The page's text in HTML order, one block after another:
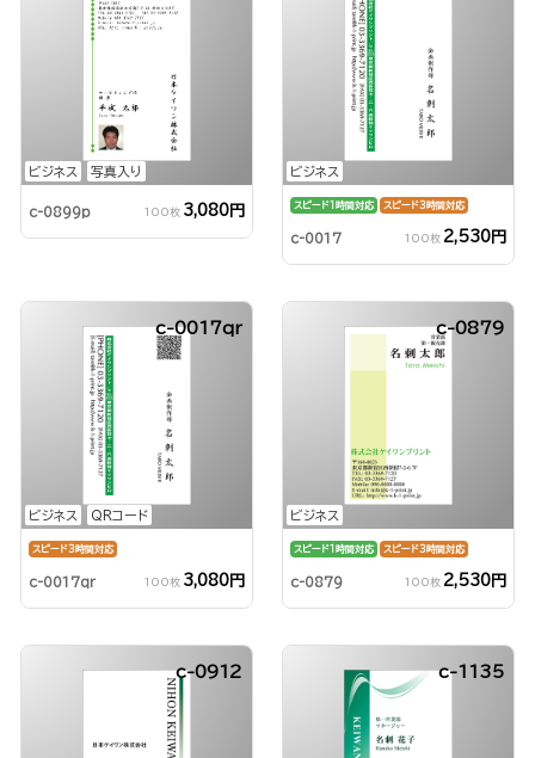
ビジネス 写真入り
c-0899p 100枚 3,080円
ビジネス
スピード1時間対応 スピード3時間対応
c-0017 100枚 2,530円
ビジネス QRコード
c-0017qr
スピード3時間対応
c-0017qr 100枚 3,080円
ビジネス
c-0879
スピード1時間対応 スピード3時間対応
c-0879 100枚 2,530円
c-0912 c-1135